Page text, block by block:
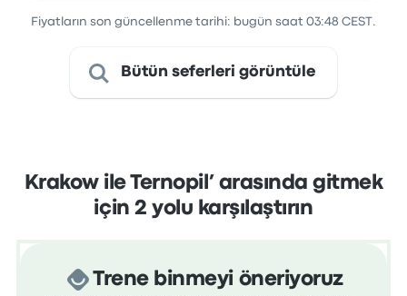
Fiyatların son güncellenme tarihi: bugün saat 03:48 CEST.
Bütün seferleri görüntüle
Krakow ile Ternopil’ arasında gitmek
için 2 yolu karşılaştırın
Trene binmeyi öneriyoruz